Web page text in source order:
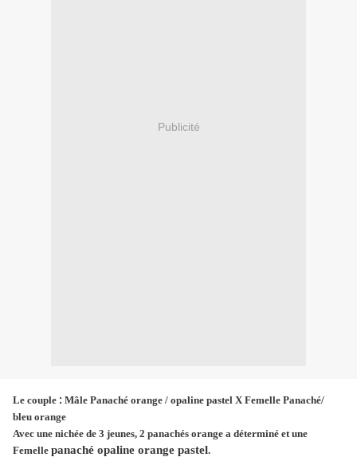
Publicité
Le couple : Mâle Panaché orange / opaline pastel X Femelle Panaché/
bleu orange
Avec une nichée de 3 jeunes, 2 panachés orange a déterminé et une
Femelle panaché opaline orange pastel.